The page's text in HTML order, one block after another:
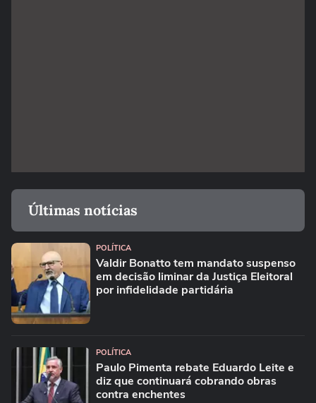
Últimas notícias
POLÍTICA
Valdir Bonatto tem mandato suspenso
em decisão liminar da Justiça Eleitoral
por infidelidade partidária
POLÍTICA
Paulo Pimenta rebate Eduardo Leite e
diz que continuará cobrando obras
contra enchentes